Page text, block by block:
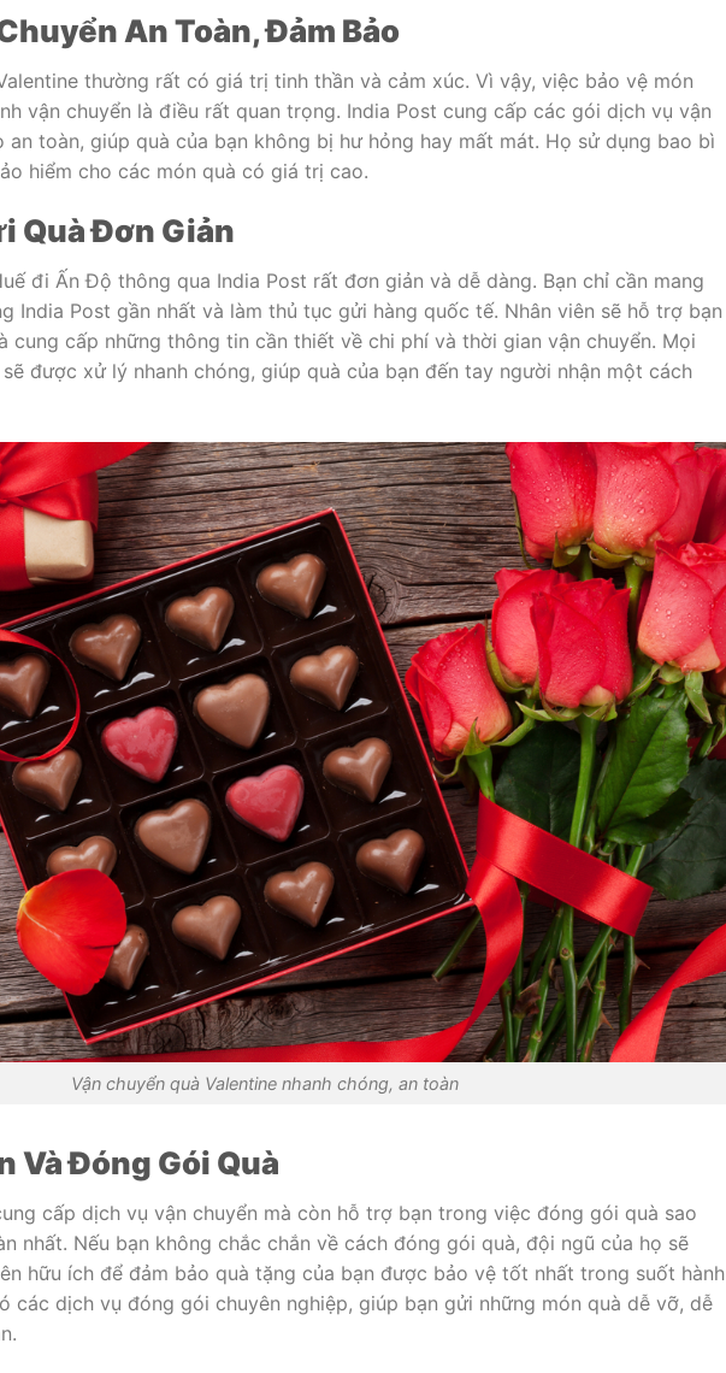
An Toàn, Đảm Bảo
thường rất có giá trị tinh thần và cảm xúc. Vì vậy, việc bảo vệ món
vận chuyển là điều rất quan trọng. India Post cung cấp các gói dịch vụ vận
an toàn, giúp quà của bạn không bị hư hỏng hay mất mát. Họ sử dụng bao bì
hiểm cho các món quà có giá trị cao.
Quà Đơn Giản
đi Ấn Độ thông qua India Post rất đơn giản và dễ dàng. Bạn chỉ cần mang
India Post gần nhất và làm thủ tục gửi hàng quốc tế. Nhân viên sẽ hỗ trợ bạn
cung cấp những thông tin cần thiết về chi phí và thời gian vận chuyển. Mọi
được xử lý nhanh chóng, giúp quà của bạn đến tay người nhận một cách
Vận chuyển quà Valentine nhanh chóng, an toàn
Và Đóng Gói Quà
cấp dịch vụ vận chuyển mà còn hỗ trợ bạn trong việc đóng gói quà sao
nhất. Nếu bạn không chắc chắn về cách đóng gói quà, đội ngũ của họ sẽ
hữu ích để đảm bảo quà tặng của bạn được bảo vệ tốt nhất trong suốt hành
các dịch vụ đóng gói chuyên nghiệp, giúp bạn gửi những món quà dễ vỡ, dễ